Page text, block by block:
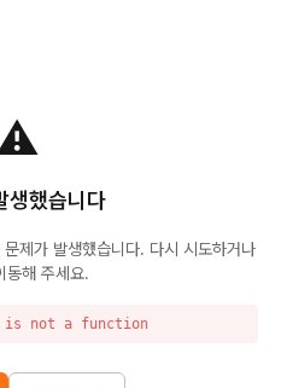
생했습니다
제가 발생했습니다. 다시 시도하거나
동해 주세요.
is not a function